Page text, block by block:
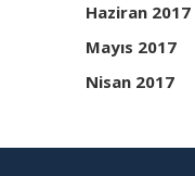
Haziran 2017
Mayıs 2017
Nisan 2017